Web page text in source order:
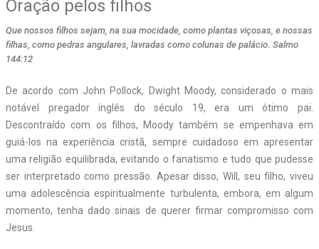
Oração pelos filhos
Que nossos filhos sejam, na sua mocidade, como plantas viçosas, e nossas
filhas, como pedras angulares, lavradas como colunas de palácio. Salmo
144:12
De acordo com John Pollock, Dwight Moody, considerado o mais
notável pregador inglês do século 19, era um ótimo pai.
Descontraído com os filhos, Moody também se empenhava em
guiá-los na experiência cristã, sempre cuidadoso em apresentar
uma religião equilibrada, evitando o fanatismo e tudo que pudesse
ser interpretado como pressão. Apesar disso, Will, seu filho, viveu
uma adolescência espiritualmente turbulenta, embora, em algum
momento, tenha dado sinais de querer firmar compromisso com
Jesus.